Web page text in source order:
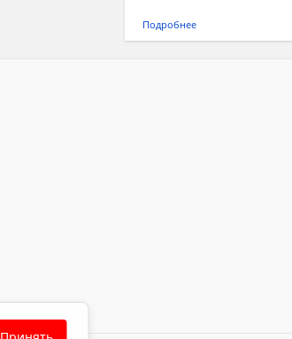
Подробнее